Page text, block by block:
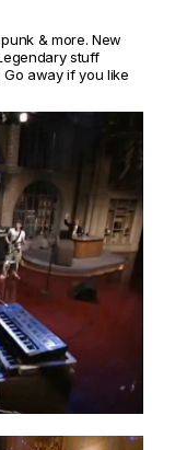
& more. New
stuff
Go away if you like